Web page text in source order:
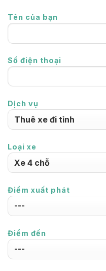
Tên của bạn
Số điện thoại
Dịch vụ
Loại xe
Điểm xuất phát
Điểm đến